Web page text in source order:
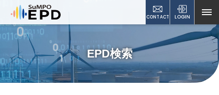
CONTACT LOGIN
EPD検索